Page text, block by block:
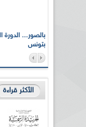
بتونس
الأكثر قراءة